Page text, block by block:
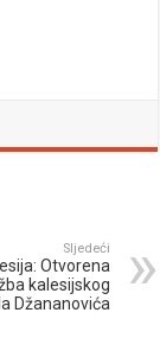
Sljedeći
Otvorena
kalesijskog
Džananovića